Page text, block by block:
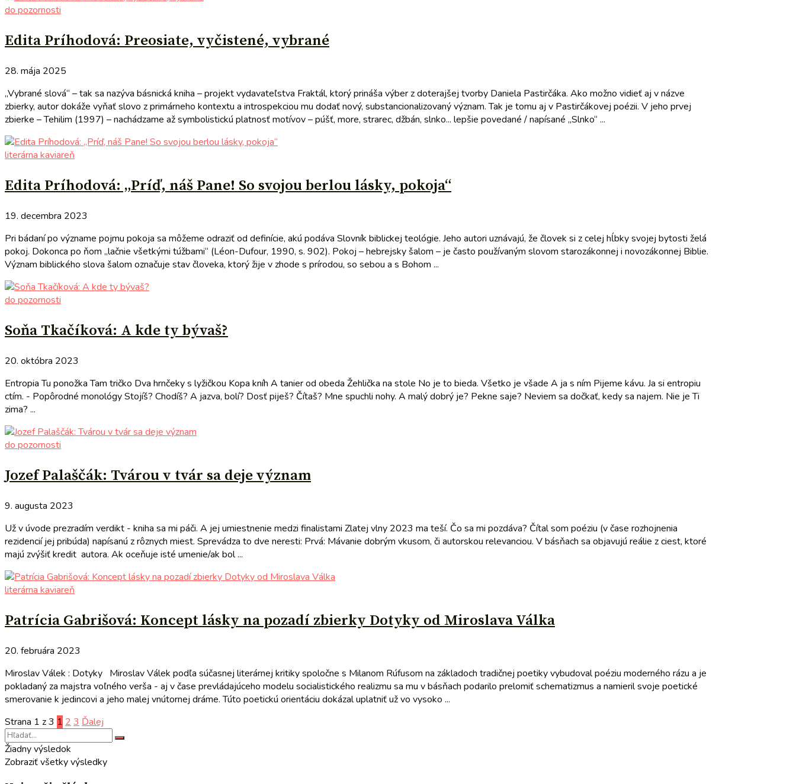
do pozornosti
Edita Príhodová: Preosiate, vyčistené, vybrané
28. mája 2025
„Vybrané slová“ – tak sa nazýva básnická kniha – projekt vydavateľstva Fraktál, ktorý prináša výber z doterajšej tvorby Daniela Pastirčáka. Ako možno vidieť aj v názve
zbierky, autor dokáže vyňať slovo z primárneho kontextu a introspekciou mu dodať nový, substancionalizovaný význam. Tak je tomu aj v Pastirčákovej poézii. V jeho prvej
zbierke – Tehilim (1997) – nachádzame až symbolistickú platnosť motívov – púšť, more, strarec, džbán, slnko... lepšie povedané / napísané „Slnko“ ...
literárna kaviareň
Edita Príhodová: „Príď, náš Pane! So svojou berlou lásky, pokoja“
19. decembra 2023
Pri bádaní po význame pojmu pokoja sa môžeme odraziť od definície, akú podáva Slovník biblickej teológie. Jeho autori uznávajú, že človek si z celej hĺbky svojej bytosti želá
pokoj. Dokonca po ňom „lačnie všetkými túžbami“ (Léon-Dufour, 1990, s. 902). Pokoj – hebrejsky šalom – je často používaným slovom starozákonnej i novozákonnej Biblie.
Význam biblického slova šalom označuje stav človeka, ktorý žije v zhode s prírodou, so sebou a s Bohom ...
do pozornosti
Soňa Tkačíková: A kde ty bývaš?
20. októbra 2023
Entropia Tu ponožka Tam tričko Dva hrnčeky s lyžičkou Kopa kníh A tanier od obeda Žehlička na stole No je to bieda. Všetko je všade A ja s ním Pijeme kávu. Ja si entropiu
ctím. - Popôrodné monológy Stojíš? Chodíš? A jazva, bolí? Dosť piješ? Čítaš? Mne spuchli nohy. A malý dobrý je? Pekne saje? Neviem sa dočkať, kedy sa najem. Nie je Ti
zima? ...
do pozornosti
Jozef Palaščák: Tvárou v tvár sa deje význam
9. augusta 2023
Už v úvode prezradím verdikt - kniha sa mi páči. A jej umiestnenie medzi finalistami Zlatej vlny 2023 ma teší. Čo sa mi pozdáva? Čítal som poéziu (v čase rozhojnenia
rezidencií jej pribúda) napísanú z rôznych miest. Sprevádza to dve neresti: Prvá: Mávanie dobrým vkusom, či autorskou relevanciou. V básňach sa objavujú reálie z ciest, ktoré
majú zvýšiť kredit autora. Ak oceňuje isté umenie/ak bol ...
literárna kaviareň
Patrícia Gabrišová: Koncept lásky na pozadí zbierky Dotyky od Miroslava Válka
20. februára 2023
Miroslav Válek : Dotyky Miroslav Válek podľa súčasnej literárnej kritiky spoločne s Milanom Rúfusom na základoch tradičnej poetiky vybudoval poéziu moderného rázu a je
pokladaný za majstra voľného verša - aj v čase prevládajúceho modelu socialistického realizmu sa mu v básňach podarilo prelomiť schematizmus a namieril svoje poetické
smerovanie k jedincovi a jeho malej vnútornej dráme. Túto poetickú orientáciu dokázal uplatniť už vo vysoko ...
Strana 1 z 3 1 2 3 Ďalej
Žiadny výsledok
Zobraziť všetky výsledky